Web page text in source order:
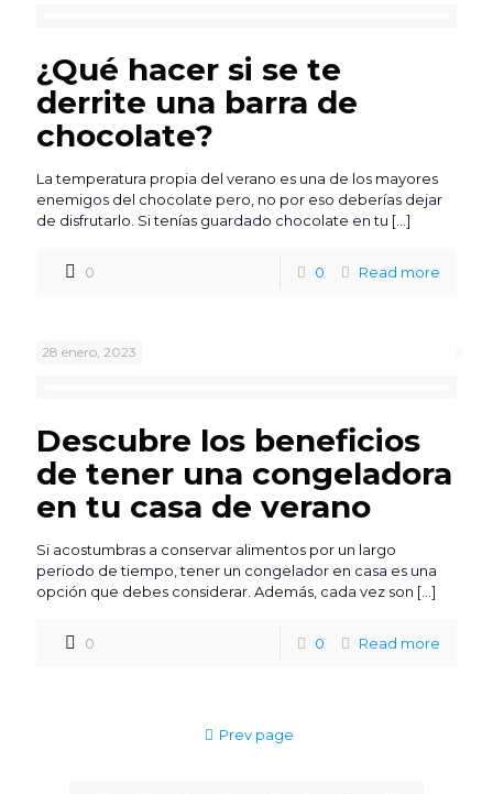
¿Qué hacer si se te
derrite una barra de
chocolate?
La temperatura propia del verano es una de los mayores
enemigos del chocolate pero, no por eso deberías dejar
de disfrutarlo. Si tenías guardado chocolate en tu […]
0 0 Read more
28 enero, 2023
Descubre los beneficios
de tener una congeladora
en tu casa de verano
Si acostumbras a conservar alimentos por un largo
periodo de tiempo, tener un congelador en casa es una
opción que debes considerar. Además, cada vez son […]
0 0 Read more
Prev page